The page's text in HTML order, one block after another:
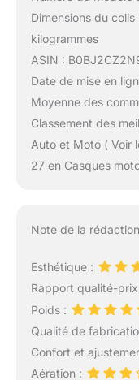
Dimensions du
kilogrammes
ASIN :
Date de mise en
Moyenne des
Classement des
Auto et Moto ( Voir
27 en Casques
Note de la
Esthétique :
Rapport qualité-
Poids :
Qualité de
Confort et
Aération :